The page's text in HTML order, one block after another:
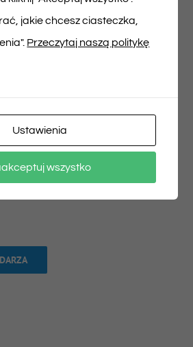
jakie chcesz ciasteczka,
Przeczytaj naszą politykę
Ustawienia
wszystko